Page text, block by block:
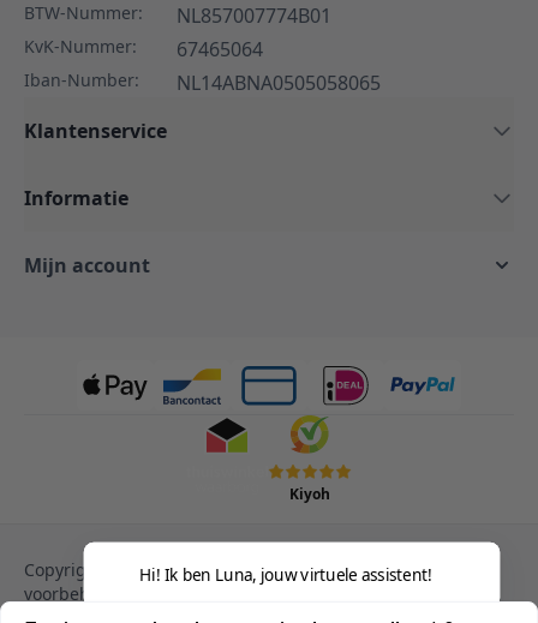
BTW-Nummer: NL857007774B01
KvK-Nummer: 67465064
Iban-Number:
NL14ABNA0505058065
Klantenservice
Informatie
Mijn account
Kiyoh
Copyright © 2013-heden Magento. Alle rechten
voorbehouden.
Privacy Policy
Cookies
Hi! Ik ben Luna, jouw virtuele assistent!